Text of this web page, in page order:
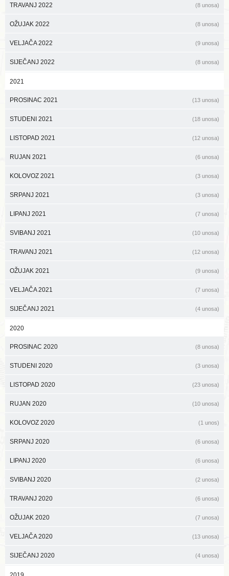
TRAVANJ 2022 (8 unosa)
OŽUJAK 2022 (8 unosa)
VELJAČA 2022 (9 unosa)
SIJEČANJ 2022 (8 unosa)
2021
PROSINAC 2021 (13 unosa)
STUDENI 2021 (18 unosa)
LISTOPAD 2021 (12 unosa)
RUJAN 2021 (6 unosa)
KOLOVOZ 2021 (3 unosa)
SRPANJ 2021 (3 unosa)
LIPANJ 2021 (7 unosa)
SVIBANJ 2021 (10 unosa)
TRAVANJ 2021 (12 unosa)
OŽUJAK 2021 (9 unosa)
VELJAČA 2021 (7 unosa)
SIJEČANJ 2021 (4 unosa)
2020
PROSINAC 2020 (8 unosa)
STUDENI 2020 (3 unosa)
LISTOPAD 2020 (23 unosa)
RUJAN 2020 (10 unosa)
KOLOVOZ 2020 (1 unos)
SRPANJ 2020 (6 unosa)
LIPANJ 2020 (6 unosa)
SVIBANJ 2020 (2 unosa)
TRAVANJ 2020 (6 unosa)
OŽUJAK 2020 (7 unosa)
VELJAČA 2020 (13 unosa)
SIJEČANJ 2020 (4 unosa)